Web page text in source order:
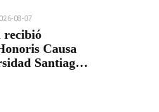
08-07
recibió
Causa
Santiago